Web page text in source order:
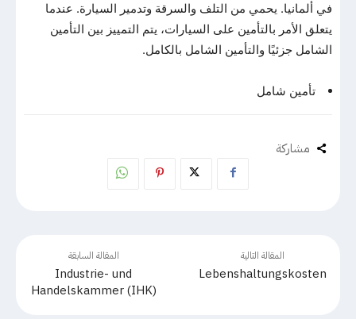
في ألمانيا. يحمي من التلف والسرقة وتدمير السيارة. عندما
يتعلق الأمر بالتأمين على السيارات، يتم التمييز بين التأمين
الشامل جزئيًا والتأمين الشامل بالكامل.
تأمين شامل
مشاركة
المقالة السابقة
Industrie- und
Handelskammer (IHK)
المقالة التالية
Lebenshaltungskosten